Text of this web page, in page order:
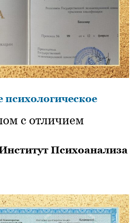
с отличием
Психоанализа